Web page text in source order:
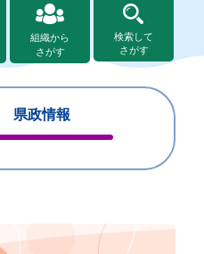
組織から
さがす
検索して
さがす
県政情報